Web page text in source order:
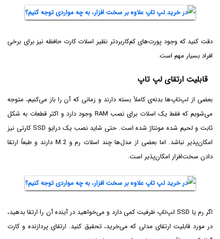
دقت کنید که وجود پورت‌های کم‌کاربردتر نظیر اسلات کارت حافظه نیز برای برخی
افراد بسیار مهم است.
قابلیت ارتقای لپ تاپ
بعضی از لپ‌تاپ‌ها بدنه‌ی کاملاً بسته دارند و زمانی که آن را باز می‌کنیم، متوجه
می‌شویم که فقط یک اسلات برای نصب RAM وجود دارد و اکثر قطعات به شکل
ثابت و لحیم شده مونتاژ شده است. حتی شاید نصب یک درایو SSD کارتی نیز
امکان‌پذیر نباشد. اما بعضی از مدل‌ها چند اسلات رم و M.2 دارند و طبعاً ارتقا
دادن سخت‌افزار امکان‌پذیر است.
اگر رم یا SSD لپ‌تاپ ظرفیت کمی دارد و می‌خواهید در آینده آن را ارتقا بدهید،
در مورد قابلیت ارتقای مدلی که می‌خرید، تحقیق کنید. ارتقای پردازنده و کارت